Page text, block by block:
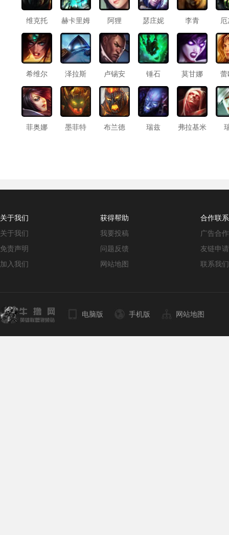
维克托 赫卡里姆 阿狸 瑟庄妮 李青
希维尔 泽拉斯 卢锡安 锤石 莫甘娜
菲奥娜 墨菲特 布兰德 瑞兹
弗拉基米
关于我们
关于我们
免责声明
加入我们
获得帮助
我要投稿
问题反馈
网站地图
合作联系
广告合作
友链申请
联系我们
电脑版 手机版 网站地图